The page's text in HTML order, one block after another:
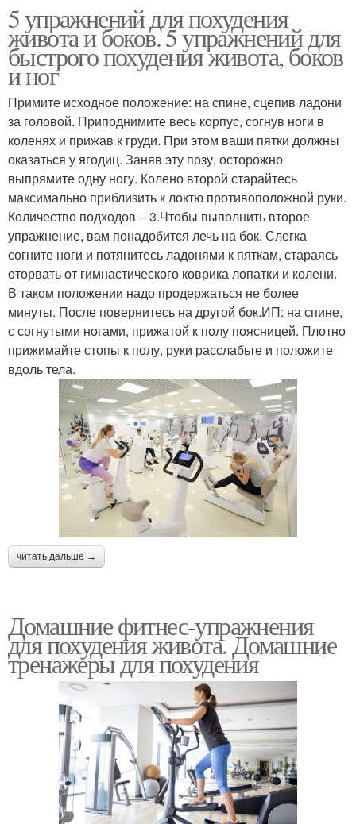
5 упражнений для похудения
живота и боков. 5 упражнений для
быстрого похудения живота, боков
и ног
Примите исходное положение: на спине, сцепив ладони
за головой. Приподнимите весь корпус, согнув ноги в
коленях и прижав к груди. При этом ваши пятки должны
оказаться у ягодиц. Заняв эту позу, осторожно
выпрямите одну ногу. Колено второй старайтесь
максимально приблизить к локтю противоположной руки.
Количество подходов – 3.Чтобы выполнить второе
упражнение, вам понадобится лечь на бок. Слегка
согните ноги и потянитесь ладонями к пяткам, стараясь
оторвать от гимнастического коврика лопатки и колени.
В таком положении надо продержаться не более
минуты. После повернитесь на другой бок.ИП: на спине,
с согнутыми ногами, прижатой к полу поясницей. Плотно
прижимайте стопы к полу, руки расслабьте и положите
вдоль тела.
читать дальше →
Домашние фитнес-упражнения
для похудения живота. Домашние
тренажеры для похудения